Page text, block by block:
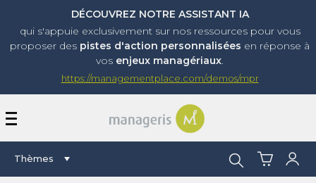
DÉCOUVREZ NOTRE ASSISTANT IA
qui s'appuie exclusivement sur nos ressources pour vous
proposer des pistes d'action personnalisées en réponse à
vos enjeux managériaux.
https://managementplace.com/demos/mpr
AFFICHER OU
Thèmes Rechercher :